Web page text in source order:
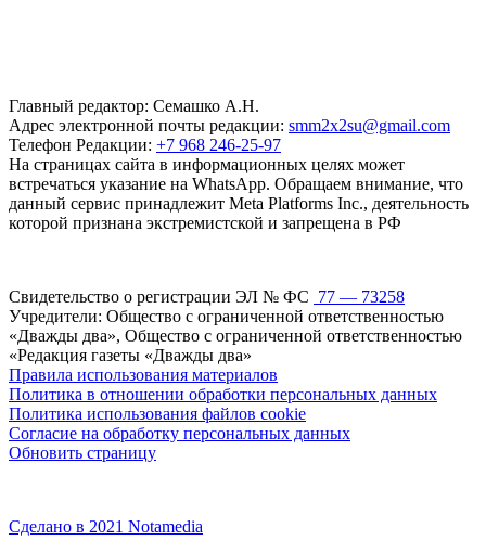
Главный редактор: Семашко А.Н.
Адрес электронной почты редакции: smm2x2su@gmail.com
Телефон Редакции: +7 968 246-25-97
На страницах сайта в информационных целях может
встречаться указание на WhatsApp. Обращаем внимание, что
данный сервис принадлежит Meta Platforms Inc., деятельность
которой признана экстремистской и запрещена в РФ
Свидетельство о регистрации ЭЛ № ФС 77 — 73258
Учредители: Общество с ограниченной ответственностью
«Дважды два», Общество с ограниченной ответственностью
«Редакция газеты «Дважды два»
Правила использования материалов
Политика в отношении обработки персональных данных
Политика использования файлов cookie
Согласие на обработку персональных данных
Обновить страницу
Сделано в 2021 Notamedia